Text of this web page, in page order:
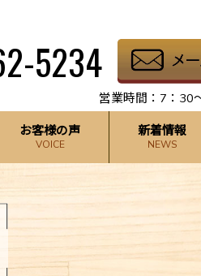
5234
営業時間：7：30
お客様の声
VOICE
新着情報
NEWS